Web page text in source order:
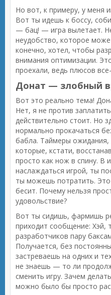
Но вот, к примеру, у меня
Вот ты идешь к боссу,
— бац! — игра вылетает.
неудобство, которое
конечно, хотел, чтобы
внимания оптимизации.
проехали, ведь плюсов
Донат — злобный
Вот это реально тема!
Нет, я не против
действительно стоит. Но
нормально прокачаться
бабла. Таймеры ожидания,
которые, кстати,
просто как нож в спину. В
наслаждаться игрой, ты
ты можешь потратить.
бесит. Почему нельзя
удовольствие?
Вот ты сидишь, фармишь
приходит сообщение: Хэй,
разработчиков пару
Получается, без
застреваешь на одних и
не знаешь — то ли
сменить игру. Зачем
можно было бы просто